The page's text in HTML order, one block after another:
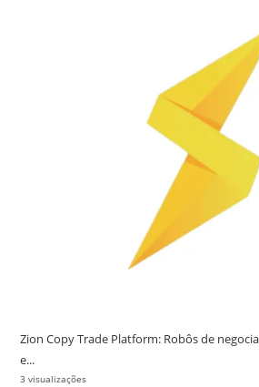
Zion Copy Trade Platform: Robôs de
e...
3 visualizações